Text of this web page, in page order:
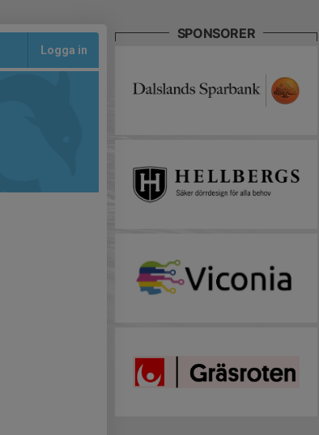
Logga in
SPONSORER